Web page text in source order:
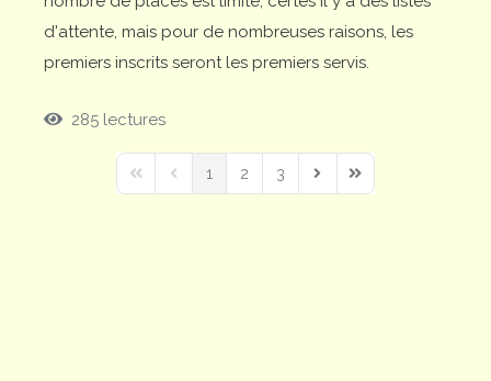
d'attente, mais pour de nombreuses raisons, les
premiers inscrits seront les premiers servis.
285 lectures
First PagePrevious Page
1 2 3
Next PageLast Page